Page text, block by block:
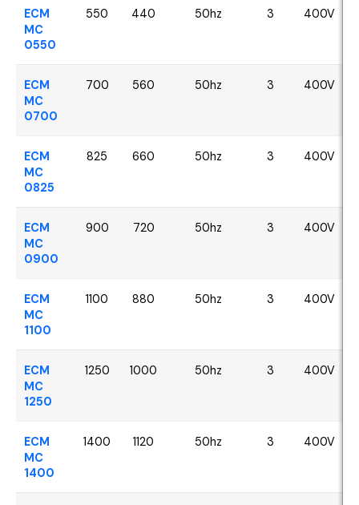
ECM
MC
0550
550 440 50hz 3 400V
ECM
MC
0700
700 560 50hz 3 400V
ECM
MC
0825
825 660 50hz 3 400V
ECM
MC
0900
900 720 50hz 3 400V
ECM
MC
1100
1100 880 50hz 3 400V
ECM
MC
1250
1250 1000 50hz 3 400V
ECM
MC
1400
1400 1120 50hz 3 400V